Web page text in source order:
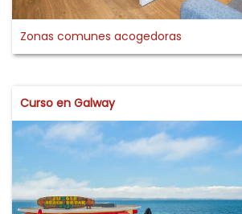
Zonas comunes acogedoras
Curso en Galway